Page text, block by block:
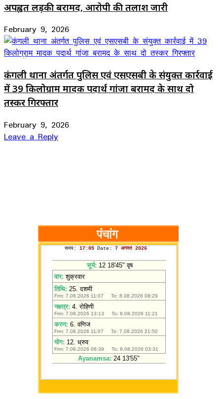
अपह्वत लड़की बरामद, आरोपी की तलाश जारी
February 9, 2026
कंगली थाना अंतर्गत पुलिस एवं एसएसबी के संयुक्त कार्रवाई
में 39 किलोग्राम मादक पदार्थ गांजा बरामद के साथ दो
तस्कर गिरफ्तार
February 9, 2026
Leave a Reply